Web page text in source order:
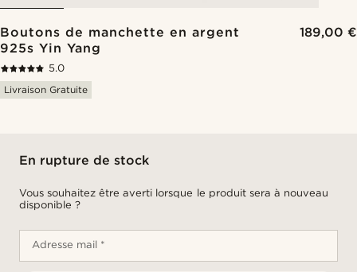
Boutons de manchette en argent
925s Yin Yang
189,00 €
5.0
Livraison Gratuite
En rupture de stock
Vous souhaitez être averti lorsque le produit sera à nouveau
disponible ?
Adresse mail *